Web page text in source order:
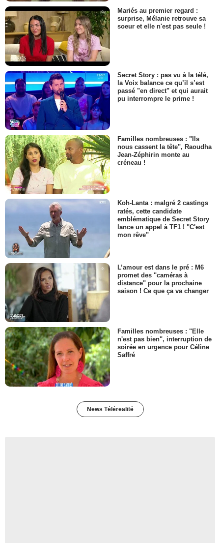
Mariés au premier regard :
surprise, Mélanie retrouve sa
soeur et elle n'est pas seule !
Secret Story : pas vu à la télé,
la Voix balance ce qu’il s’est
passé "en direct" et qui aurait
pu interrompre le prime !
Familles nombreuses : "Ils
nous cassent la tête", Raoudha
Jean-Zéphirin monte au
créneau !
Koh-Lanta : malgré 2 castings
ratés, cette candidate
emblématique de Secret Story
lance un appel à TF1 ! "C'est
mon rêve"
L’amour est dans le pré : M6
promet des "caméras à
distance" pour la prochaine
saison ! Ce que ça va changer
Familles nombreuses : "Elle
n'est pas bien", interruption de
soirée en urgence pour Céline
Saffré
News Télérealité